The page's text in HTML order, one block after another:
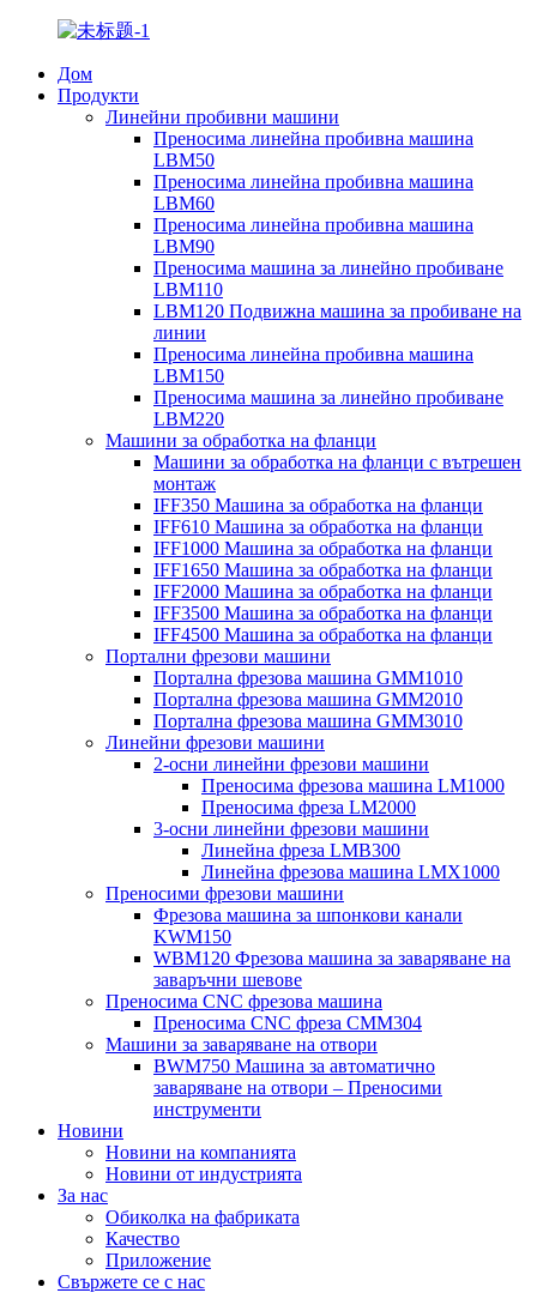
Дом
Продукти
Линейни пробивни машини
Преносима линейна пробивна машина
LBM50
Преносима линейна пробивна машина
LBM60
Преносима линейна пробивна машина
LBM90
Преносима машина за линейно пробиване
LBM110
LBM120 Подвижна машина за пробиване на
линии
Преносима линейна пробивна машина
LBM150
Преносима машина за линейно пробиване
LBM220
Машини за обработка на фланци
Машини за обработка на фланци с вътрешен
монтаж
IFF350 Машина за обработка на фланци
IFF610 Машина за обработка на фланци
IFF1000 Машина за обработка на фланци
IFF1650 Машина за обработка на фланци
IFF2000 Машина за обработка на фланци
IFF3500 Машина за обработка на фланци
IFF4500 Машина за обработка на фланци
Портални фрезови машини
Портална фрезова машина GMM1010
Портална фрезова машина GMM2010
Портална фрезова машина GMM3010
Линейни фрезови машини
2-осни линейни фрезови машини
Преносима фрезова машина LM1000
Преносима фреза LM2000
3-осни линейни фрезови машини
Линейна фреза LMB300
Линейна фрезова машина LMX1000
Преносими фрезови машини
Фрезова машина за шпонкови канали
KWM150
WBM120 Фрезова машина за заваряване на
заваръчни шевове
Преносима CNC фрезова машина
Преносима CNC фреза CMM304
Машини за заваряване на отвори
BWM750 Машина за автоматично
заваряване на отвори – Преносими
инструменти
Новини
Новини на компанията
Новини от индустрията
За нас
Обиколка на фабриката
Качество
Приложение
Свържете се с нас